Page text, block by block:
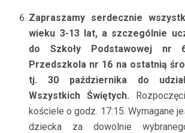
Zapraszamy serdecznie
wieku 3-13 lat, a szczególnie
do Szkoły Podstawowej
Przedszkola nr 16 na ostatnią
tj. 30 października do
Wszystkich Świętych.
kościele o godz. 17:15. Wymagane
dziecka za dowolnie